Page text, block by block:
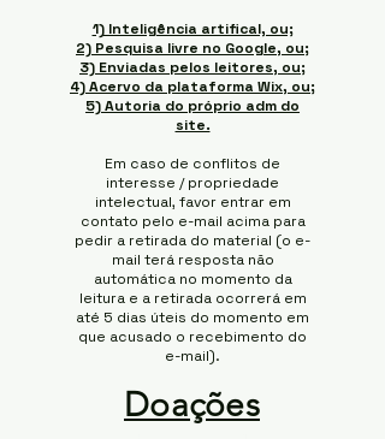
1) Inteligência artifical, ou;
2) Pesquisa livre no Google, ou;
3) Enviadas pelos leitores, ou;
4) Acervo da plataforma Wix, ou;
5) Autoria do próprio adm do
site.
Em caso de conflitos de
interesse / propriedade
intelectual, favor entrar em
contato pelo e-mail acima para
pedir a retirada do material (o e-
mail terá resposta não
automática no momento da
leitura e a retirada ocorrerá em
até 5 dias úteis do momento em
que acusado o recebimento do
e-mail).
Doações